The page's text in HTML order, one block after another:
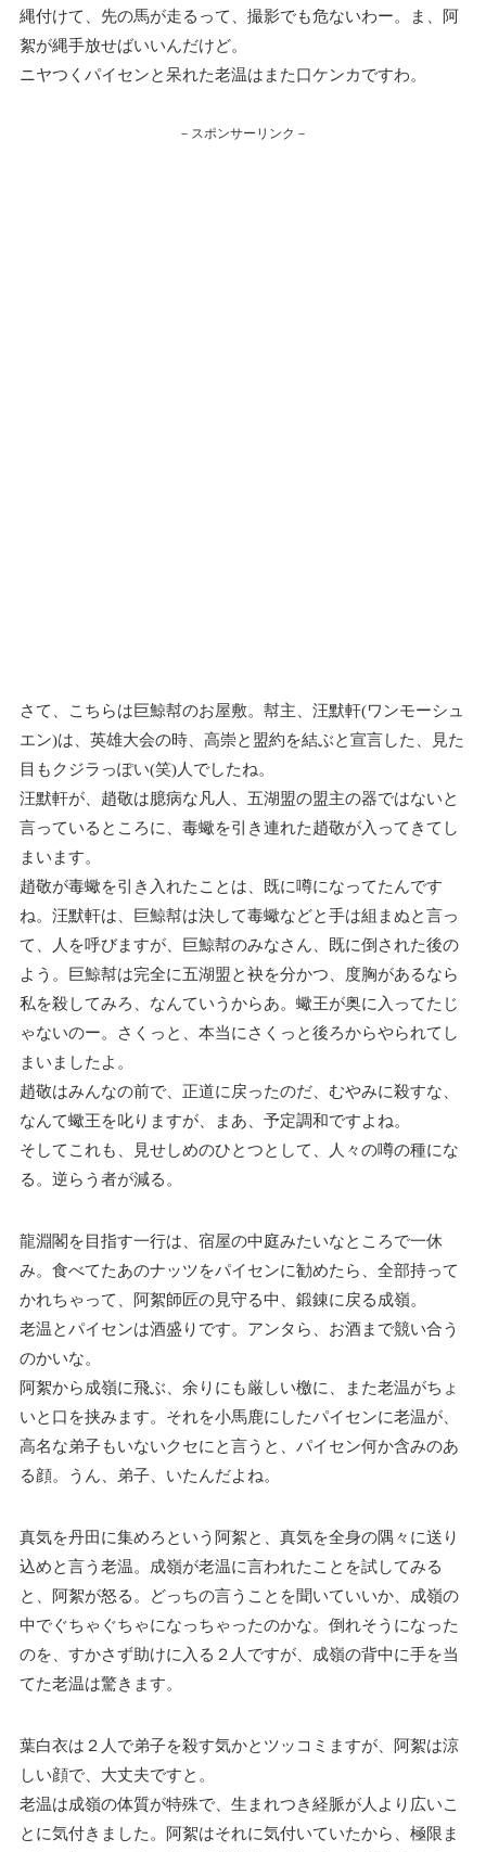
縄付けて、先の馬が走るって、撮影でも危ないわー。ま、阿
絮が縄手放せばいいんだけど。
ニヤつくパイセンと呆れた老温はまた口ケンカですわ。
－スポンサーリンク－
さて、こちらは巨鯨幇のお屋敷。幇主、汪默軒(ワンモーシュ
エン)は、英雄大会の時、高崇と盟約を結ぶと宣言した、見た
目もクジラっぽい(笑)人でしたね。
汪默軒が、趙敬は臆病な凡人、五湖盟の盟主の器ではないと
言っているところに、毒蠍を引き連れた趙敬が入ってきてし
まいます。
趙敬が毒蠍を引き入れたことは、既に噂になってたんです
ね。汪默軒は、巨鯨幇は決して毒蠍などと手は組まぬと言っ
て、人を呼びますが、巨鯨幇のみなさん、既に倒された後の
よう。巨鯨幇は完全に五湖盟と袂を分かつ、度胸があるなら
私を殺してみろ、なんていうからあ。蠍王が奥に入ってたじ
ゃないのー。さくっと、本当にさくっと後ろからやられてし
まいましたよ。
趙敬はみんなの前で、正道に戻ったのだ、むやみに殺すな、
なんて蠍王を叱りますが、まあ、予定調和ですよね。
そしてこれも、見せしめのひとつとして、人々の噂の種にな
る。逆らう者が減る。
龍淵閣を目指す一行は、宿屋の中庭みたいなところで一休
み。食べてたあのナッツをパイセンに勧めたら、全部持って
かれちゃって、阿絮師匠の見守る中、鍛錬に戻る成嶺。
老温とパイセンは酒盛りです。アンタら、お酒まで競い合う
のかいな。
阿絮から成嶺に飛ぶ、余りにも厳しい檄に、また老温がちょ
いと口を挟みます。それを小馬鹿にしたパイセンに老温が、
高名な弟子もいないクセにと言うと、パイセン何か含みのあ
る顔。うん、弟子、いたんだよね。
真気を丹田に集めろという阿絮と、真気を全身の隅々に送り
込めと言う老温。成嶺が老温に言われたことを試してみる
と、阿絮が怒る。どっちの言うことを聞いていいか、成嶺の
中でぐちゃぐちゃになっちゃったのかな。倒れそうになった
のを、すかさず助けに入る２人ですが、成嶺の背中に手を当
てた老温は驚きます。
葉白衣は２人で弟子を殺す気かとツッコミますが、阿絮は涼
しい顔で、大丈夫ですと。
老温は成嶺の体質が特殊で、生まれつき経脈が人より広いこ
とに気付きました。阿絮はそれに気付いていたから、極限ま